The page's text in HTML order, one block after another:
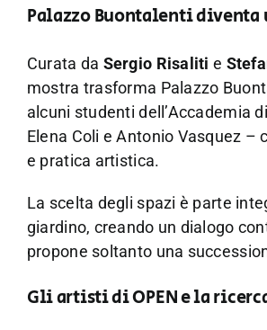
Palazzo Buontalenti diventa
Curata da Sergio Risaliti e
mostra trasforma Palazzo
alcuni studenti dell’Accademia
Elena Coli e Antonio Vasquez
e pratica artistica.
La scelta degli spazi è parte
giardino, creando un dialogo
propone soltanto una
Gli artisti di OPEN e la